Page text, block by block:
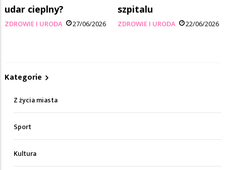
udar cieplny?
ZDROWIE I URODA 27/06/2026
szpitalu
ZDROWIE I URODA 22/06/2026
Kategorie
Z życia miasta
Sport
Kultura